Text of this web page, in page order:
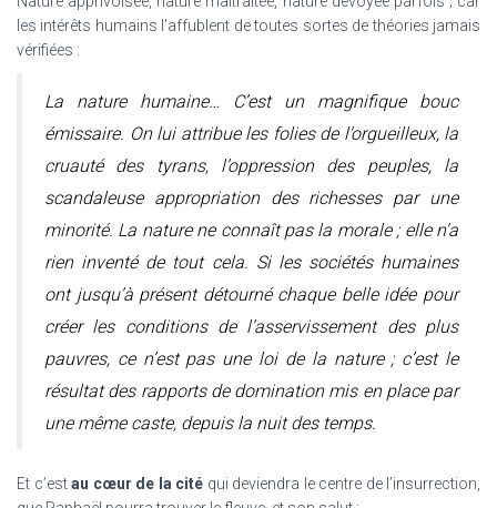
les intérêts humains l’affublent de toutes sortes de théories jamais
vérifiées :
La nature humaine… C’est un magnifique bouc
émissaire. On lui attribue les folies de l’orgueilleux, la
cruauté des tyrans, l’oppression des peuples, la
scandaleuse appropriation des richesses par une
minorité. La nature ne connaît pas la morale ; elle n’a
rien inventé de tout cela. Si les sociétés humaines
ont jusqu’à présent détourné chaque belle idée pour
créer les conditions de l’asservissement des plus
pauvres, ce n’est pas une loi de la nature ; c’est le
résultat des rapports de domination mis en place par
une même caste, depuis la nuit des temps.
Et c’estau cœur de la cité qui deviendra le centre de l’insurrection,